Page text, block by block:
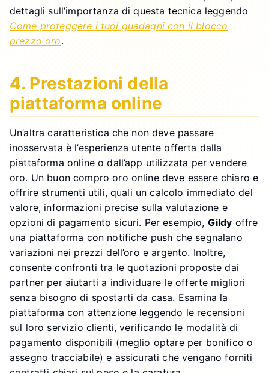
dettagli sull’importanza di questa tecnica leggendo
Come proteggere i tuoi guadagni con il blocco
prezzo oro.
4. Prestazioni della
piattaforma online
Un’altra caratteristica che non deve passare
inosservata è l’esperienza utente offerta dalla
piattaforma online o dall’app utilizzata per vendere
oro. Un buon compro oro online deve essere chiaro e
offrire strumenti utili, quali un calcolo immediato del
valore, informazioni precise sulla valutazione e
opzioni di pagamento sicuri. Per esempio, Gildy offre
una piattaforma con notifiche push che segnalano
variazioni nei prezzi dell’oro e argento. Inoltre,
consente confronti tra le quotazioni proposte dai
partner per aiutarti a individuare le offerte migliori
senza bisogno di spostarti da casa. Esamina la
piattaforma con attenzione leggendo le recensioni
sul loro servizio clienti, verificando le modalità di
pagamento disponibili (meglio optare per bonifico o
assegno tracciabile) e assicurati che vengano forniti